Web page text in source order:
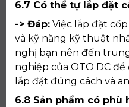
6.7 Có thể tự lắp đặt
-> Đáp: Việc lắp đặt
và kỹ năng kỹ thuật
nghị bạn nên đến
nghiệp của OTO DC
lắp đặt đúng cách và
6.8 Sản phẩm có phù